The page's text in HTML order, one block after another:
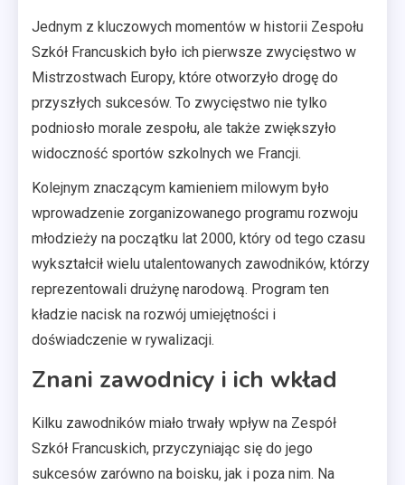
Jednym z kluczowych momentów w historii Zespołu
Szkół Francuskich było ich pierwsze zwycięstwo w
Mistrzostwach Europy, które otworzyło drogę do
przyszłych sukcesów. To zwycięstwo nie tylko
podniosło morale zespołu, ale także zwiększyło
widoczność sportów szkolnych we Francji.
Kolejnym znaczącym kamieniem milowym było
wprowadzenie zorganizowanego programu rozwoju
młodzieży na początku lat 2000, który od tego czasu
wykształcił wielu utalentowanych zawodników, którzy
reprezentowali drużynę narodową. Program ten
kładzie nacisk na rozwój umiejętności i
doświadczenie w rywalizacji.
Znani zawodnicy i ich wkład
Kilku zawodników miało trwały wpływ na Zespół
Szkół Francuskich, przyczyniając się do jego
sukcesów zarówno na boisku, jak i poza nim. Na